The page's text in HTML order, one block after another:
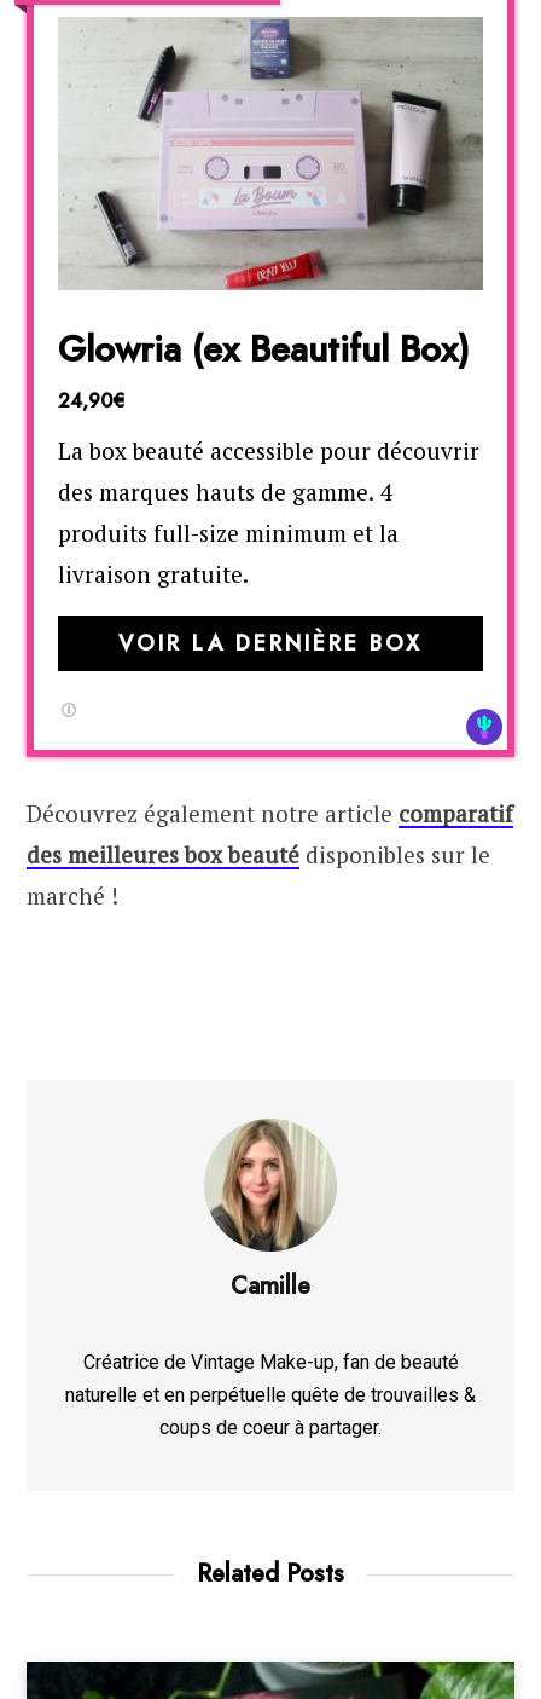
Glowria (ex Beautiful Box)
24,90€
La box beauté accessible pour découvrir
des marques hauts de gamme. 4
produits full-size minimum et la
livraison gratuite.
VOIR LA DERNIÈRE BOX
Découvrez également notre article comparatif
des meilleures box beauté disponibles sur le
marché !
Camille
Créatrice de Vintage Make-up, fan de beauté
naturelle et en perpétuelle quête de trouvailles &
coups de coeur à partager.
Related Posts